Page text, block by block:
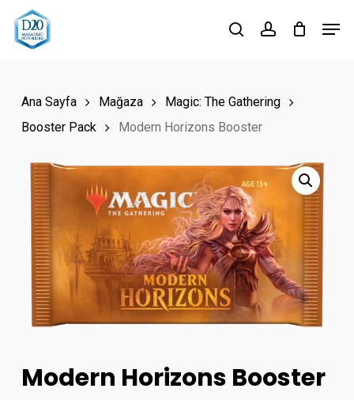
Skip
searchaccount
Ana Sayfa Mağaza
Magic: The Gathering
Booster Pack
Modern Horizons Booster
Modern Horizons Booster